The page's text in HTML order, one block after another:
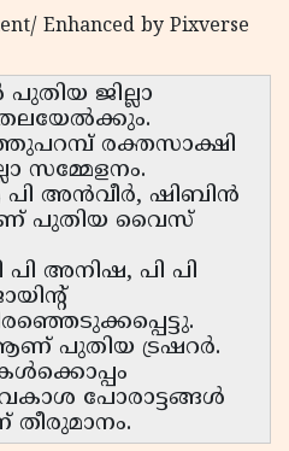
Enhanced by Pixverse
ജില്ലാ
രക്തസാക്ഷി
സമ്മേളനം.
പി അൻവീർ, ഷിബിൻ
പുതിയ വൈസ്
അനിഷ, പി പി
പുതിയ ട്രഷറർ.
പോരാട്ടങ്ങൾ